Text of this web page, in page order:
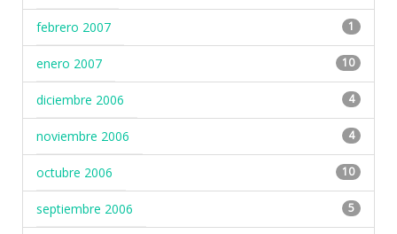
febrero 2007 1
enero 2007 10
diciembre 2006 4
noviembre 2006 4
octubre 2006 10
septiembre 2006 5